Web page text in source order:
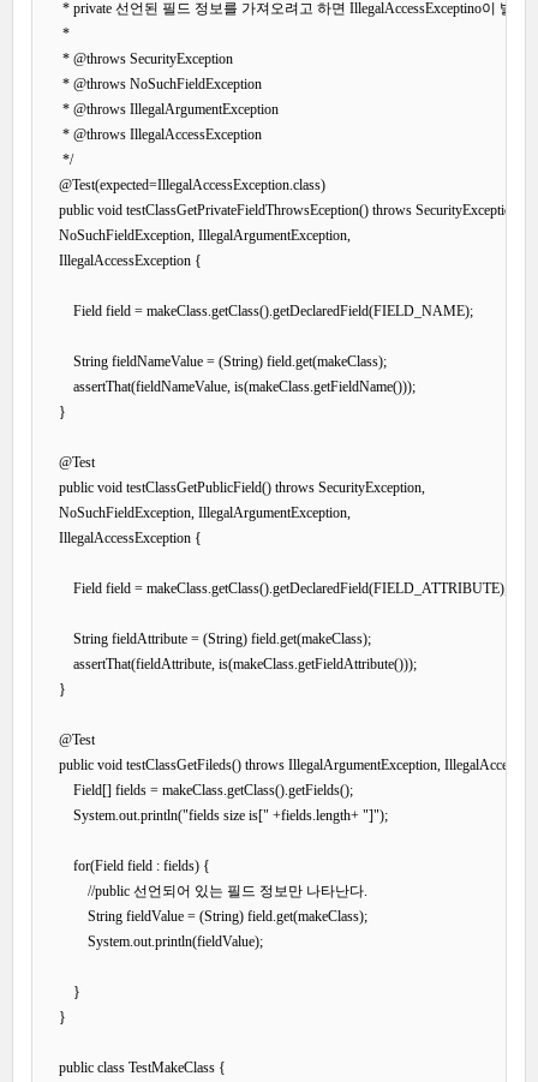
* private 선언된 필드 정보를 가져오려고 하면 IllegalAccessExceptino이 발생
     *
     * @throws SecurityException
     * @throws NoSuchFieldException
     * @throws IllegalArgumentException
     * @throws IllegalAccessException
     */
    @Test(expected=IllegalAccessException.class)
    public void testClassGetPrivateFieldThrowsEception() throws SecurityException,
    NoSuchFieldException, IllegalArgumentException,
    IllegalAccessException {
        Field field = makeClass.getClass().getDeclaredField(FIELD_NAME);
        String fieldNameValue = (String) field.get(makeClass);
        assertThat(fieldNameValue, is(makeClass.getFieldName()));
    }
    @Test
    public void testClassGetPublicField() throws SecurityException,
    NoSuchFieldException, IllegalArgumentException,
    IllegalAccessException {
        Field field = makeClass.getClass().getDeclaredField(FIELD_ATTRIBUTE);
        String fieldAttribute = (String) field.get(makeClass);
        assertThat(fieldAttribute, is(makeClass.getFieldAttribute()));
    }
    @Test
public void testClassGetFileds() throws IllegalArgumentException,
        Field[] fields = makeClass.getClass().getFields();
        System.out.println("fields size is[" +fields.length+ "]");
        for(Field field : fields) {
            //public 선언되어 있는 필드 정보만 나타난다.
            String fieldValue = (String) field.get(makeClass);
            System.out.println(fieldValue);
        }
    }
    public class TestMakeClass {